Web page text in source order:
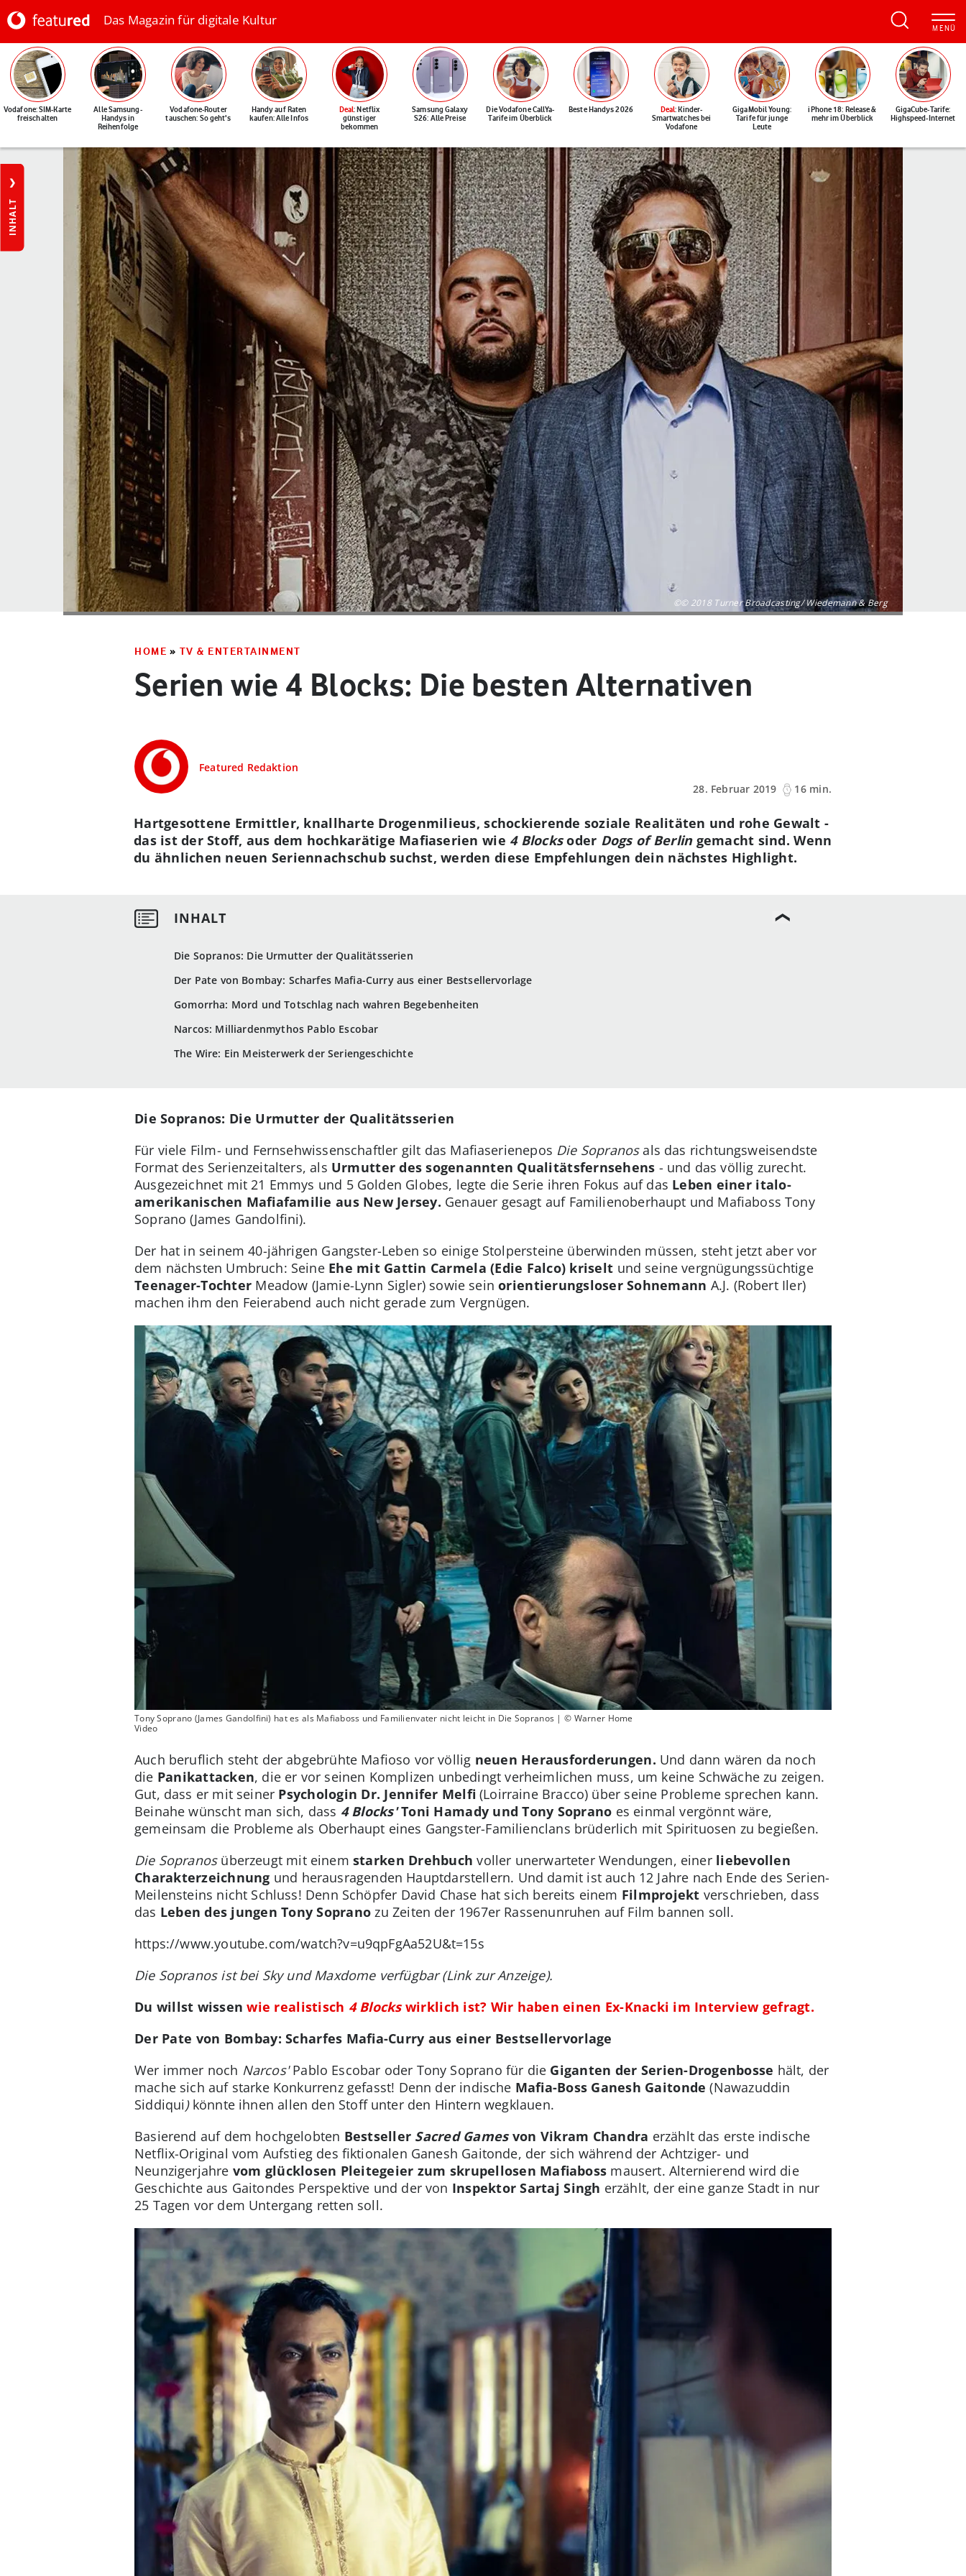
Das Magazin für digitale Kultur
Vodafone: SIM-Karte
freischalten
Alle Samsung-
Handys in
Reihenfolge
Vodafone-Router
tauschen: So geht's
Handy auf Raten
kaufen: Alle Infos
Deal: Netflix
günstiger
bekommen
Samsung Galaxy
S26: Alle Preise
Die Vodafone CallYa-
Tarife im Überblick
Beste Handys 2026 Deal: Kinder-
Smartwatches bei
Vodafone
GigaMobil Young:
Tarife für junge
Leute
iPhone 18: Release &
mehr im Überblick
GigaCube-Tarife:
Highspeed-Internet
INHALT
©© 2018 Turner Broadcasting/ Wiedemann & Berg
HOME » TV & ENTERTAINMENT
Serien wie 4 Blocks: Die besten Alternativen
Featured Redaktion
28. Februar 2019
16 min.
Die Sopranos: Die Urmutter der Qualitätsserien
Der Pate von Bombay: Scharfes Mafia-Curry aus einer Bestsellervorlage
Gomorrha: Mord und Totschlag nach wahren Begebenheiten
Narcos: Milliardenmythos Pablo Escobar
The Wire: Ein Meisterwerk der Seriengeschichte
Hartgesottene Ermittler, knallharte Drogenmilieus, schockierende soziale Realitäten und rohe Gewalt -
das ist der Stoff, aus dem hochkarätige Mafiaserien wie 4 Blocksoder Dogs of Berlingemacht sind. Wenn
du ähnlichen neuen Seriennachschub suchst, werden diese Empfehlungen dein nächstes Highlight.
Die Sopranos: Die Urmutter der Qualitätsserien
Für viele Film- und Fernsehwissenschaftler gilt das Mafiaserienepos Die Sopranosals das richtungsweisendste
Format des Serienzeitalters, als Urmutter des sogenannten Qualitätsfernsehens - und das völlig zurecht.
Ausgezeichnet mit 21 Emmys und 5 Golden Globes, legte die Serie ihren Fokus auf das Leben einer italo-
amerikanischen Mafiafamilie aus New Jersey. Genauer gesagt auf Familienoberhaupt und Mafiaboss Tony
Soprano (James Gandolfini).
Der hat in seinem 40-jährigen Gangster-Leben so einige Stolpersteine überwinden müssen, steht jetzt aber vor
dem nächsten Umbruch: Seine Ehe mit Gattin Carmela (Edie Falco) kriselt und seine vergnügungssüchtige
Teenager-Tochter Meadow (Jamie-Lynn Sigler) sowie seinorientierungsloser Sohnemann A.J. (Robert Iler)
machen ihm den Feierabend auch nicht gerade zum Vergnügen.
Tony Soprano (James Gandolfini) hat es als Mafiaboss und Familienvater nicht leicht in Die Sopranos | © Warner Home
Video
Auch beruflich steht der abgebrühte Mafioso vor völlig neuen Herausforderungen. Und dann wären da noch
die Panikattacken, die er vor seinen Komplizen unbedingt verheimlichen muss, um keine Schwäche zu zeigen.
Gut, dass er mit seiner Psychologin Dr. Jennifer Melfi(Loirraine Bracco) über seine Probleme sprechen kann.
Beinahe wünscht man sich, dass 4 Blocks'Toni Hamady und Tony Soprano es einmal vergönnt wäre,
gemeinsam die Probleme als Oberhaupt eines Gangster-Familienclans brüderlich mit Spirituosen zu begießen.
Die Sopranosüberzeugt mit einem starken Drehbuchvoller unerwarteter Wendungen, einer liebevollen
Charakterzeichnung und herausragenden Hauptdarstellern. Und damit ist auch 12 Jahre nach Ende des Serien-
Meilensteins nicht Schluss! Denn Schöpfer David Chase hat sich bereits einem Filmprojekt verschrieben, dass
das Leben des jungen Tony Soprano zu Zeiten der 1967er Rassenunruhen auf Film bannen soll.
https://www.youtube.com/watch?v=u9qpFgAa52U&t=15s
Die Sopranos ist bei Sky und Maxdome verfügbar (Link zur Anzeige).
Du willst wissenwie realistisch 4 Blockswirklich ist? Wir haben einen Ex-Knacki im Interview gefragt.
Der Pate von Bombay: Scharfes Mafia-Curry aus einer Bestsellervorlage
Wer immer noch Narcos'Pablo Escobar oder Tony Soprano für die Giganten der Serien-Drogenbosse hält, der
mache sich auf starke Konkurrenz gefasst! Denn der indische Mafia-Boss Ganesh Gaitonde (Nawazuddin
Siddiqui) könnte ihnen allen den Stoff unter den Hintern wegklauen.
Basierend auf dem hochgelobten Bestseller Sacred Games von Vikram Chandra erzählt das erste indische
Netflix-Original vom Aufstieg des fiktionalen Ganesh Gaitonde, der sich während der Achtziger- und
Neunzigerjahre vom glücklosen Pleitegeier zum skrupellosen Mafiaboss mausert. Alternierend wird die
Geschichte aus Gaitondes Perspektive und der von Inspektor Sartaj Singh erzählt, der eine ganze Stadt in nur
25 Tagen vor dem Untergang retten soll.